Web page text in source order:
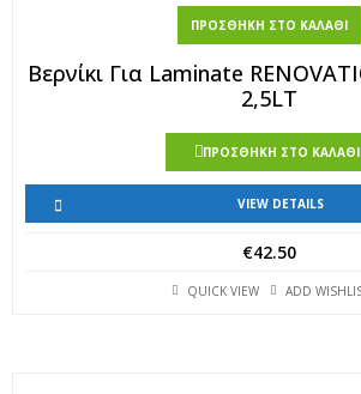
ΠΡΟΣΘΉΚΗ ΣΤΟ ΚΑΛΆΘΙ
Βερνίκι Για Laminate
2,5LT
ΠΡΟΣΘΉΚΗ ΣΤΟ ΚΑΛΆΘΙ
VIEW DETAILS
€42.50
QUICK VIEW ADD